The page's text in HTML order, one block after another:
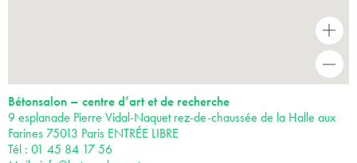
-
Bétonsalon – centre d’art et de recherche
9 esplanade Pierre Vidal-Naquet rez-de-chaussée de la Halle aux
Farines 75013 Paris ENTRÉE LIBRE
Tél : 01 45 84 17 56